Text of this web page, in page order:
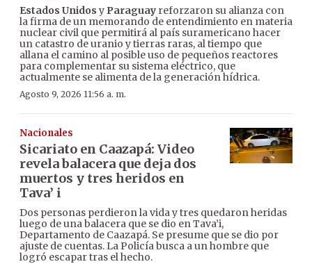
Estados Unidos y Paraguay reforzaron su alianza con
la firma de un memorando de entendimiento en materia
nuclear civil que permitirá al país suramericano hacer
un catastro de uranio y tierras raras, al tiempo que
allana el camino al posible uso de pequeños reactores
para complementar su sistema eléctrico, que
actualmente se alimenta de la generación hídrica.
Agosto 9, 2026 11:56 a. m.
Nacionales
Sicariato en Caazapá: Video
revela balacera que deja dos
muertos y tres heridos en
Tava’ i
Dos personas perdieron la vida y tres quedaron heridas
luego de una balacera que se dio en Tava’i,
Departamento de Caazapá. Se presume que se dio por
ajuste de cuentas. La Policía busca a un hombre que
logró escapar tras el hecho.